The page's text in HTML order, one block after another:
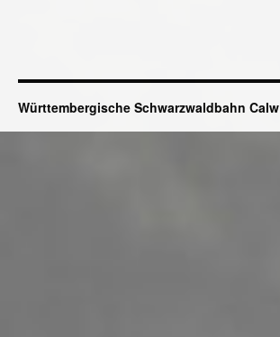
Württembergische Schwarzwaldbahn Calw